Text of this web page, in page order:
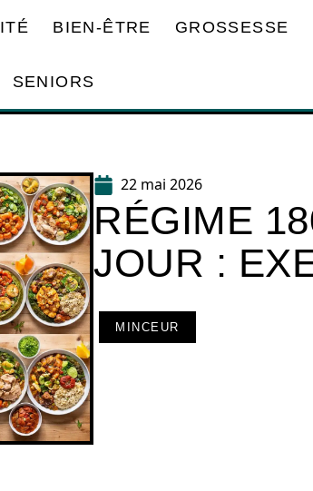
BIEN-ÊTRE GROSSESSE
SENIORS
22 mai 2026
RÉGIME
JOUR :
MINCEUR